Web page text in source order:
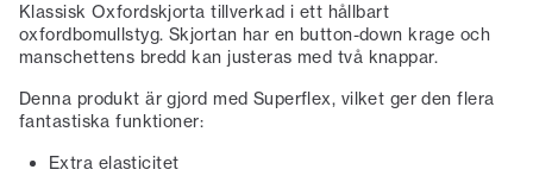
Klassisk Oxfordskjorta tillverkad i ett hållbart
oxfordbomullstyg. Skjortan har en button-down krage och
manschettens bredd kan justeras med två knappar.
Denna produkt är gjord med Superflex, vilket ger den flera
fantastiska funktioner:
Extra elasticitet